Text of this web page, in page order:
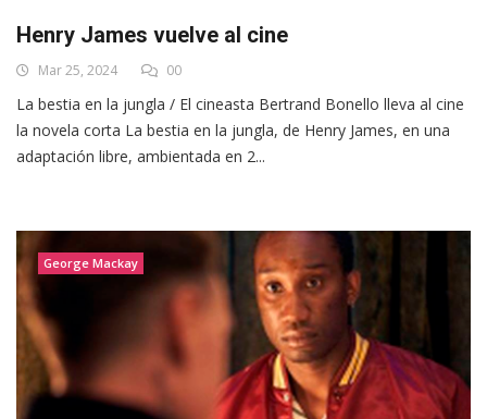
Henry James vuelve al cine
Mar 25, 2024 00
La bestia en la jungla / El cineasta Bertrand Bonello lleva al cine
la novela corta La bestia en la jungla, de Henry James, en una
adaptación libre, ambientada en 2...
George Mackay